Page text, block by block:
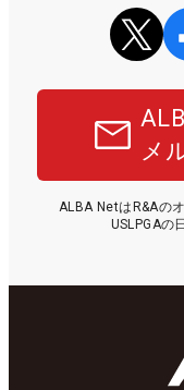
メ
ALBA NetはR&Aの
USLPGAの